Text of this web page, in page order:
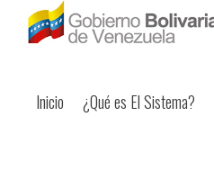
Inicio ¿Qué es El Sistema?